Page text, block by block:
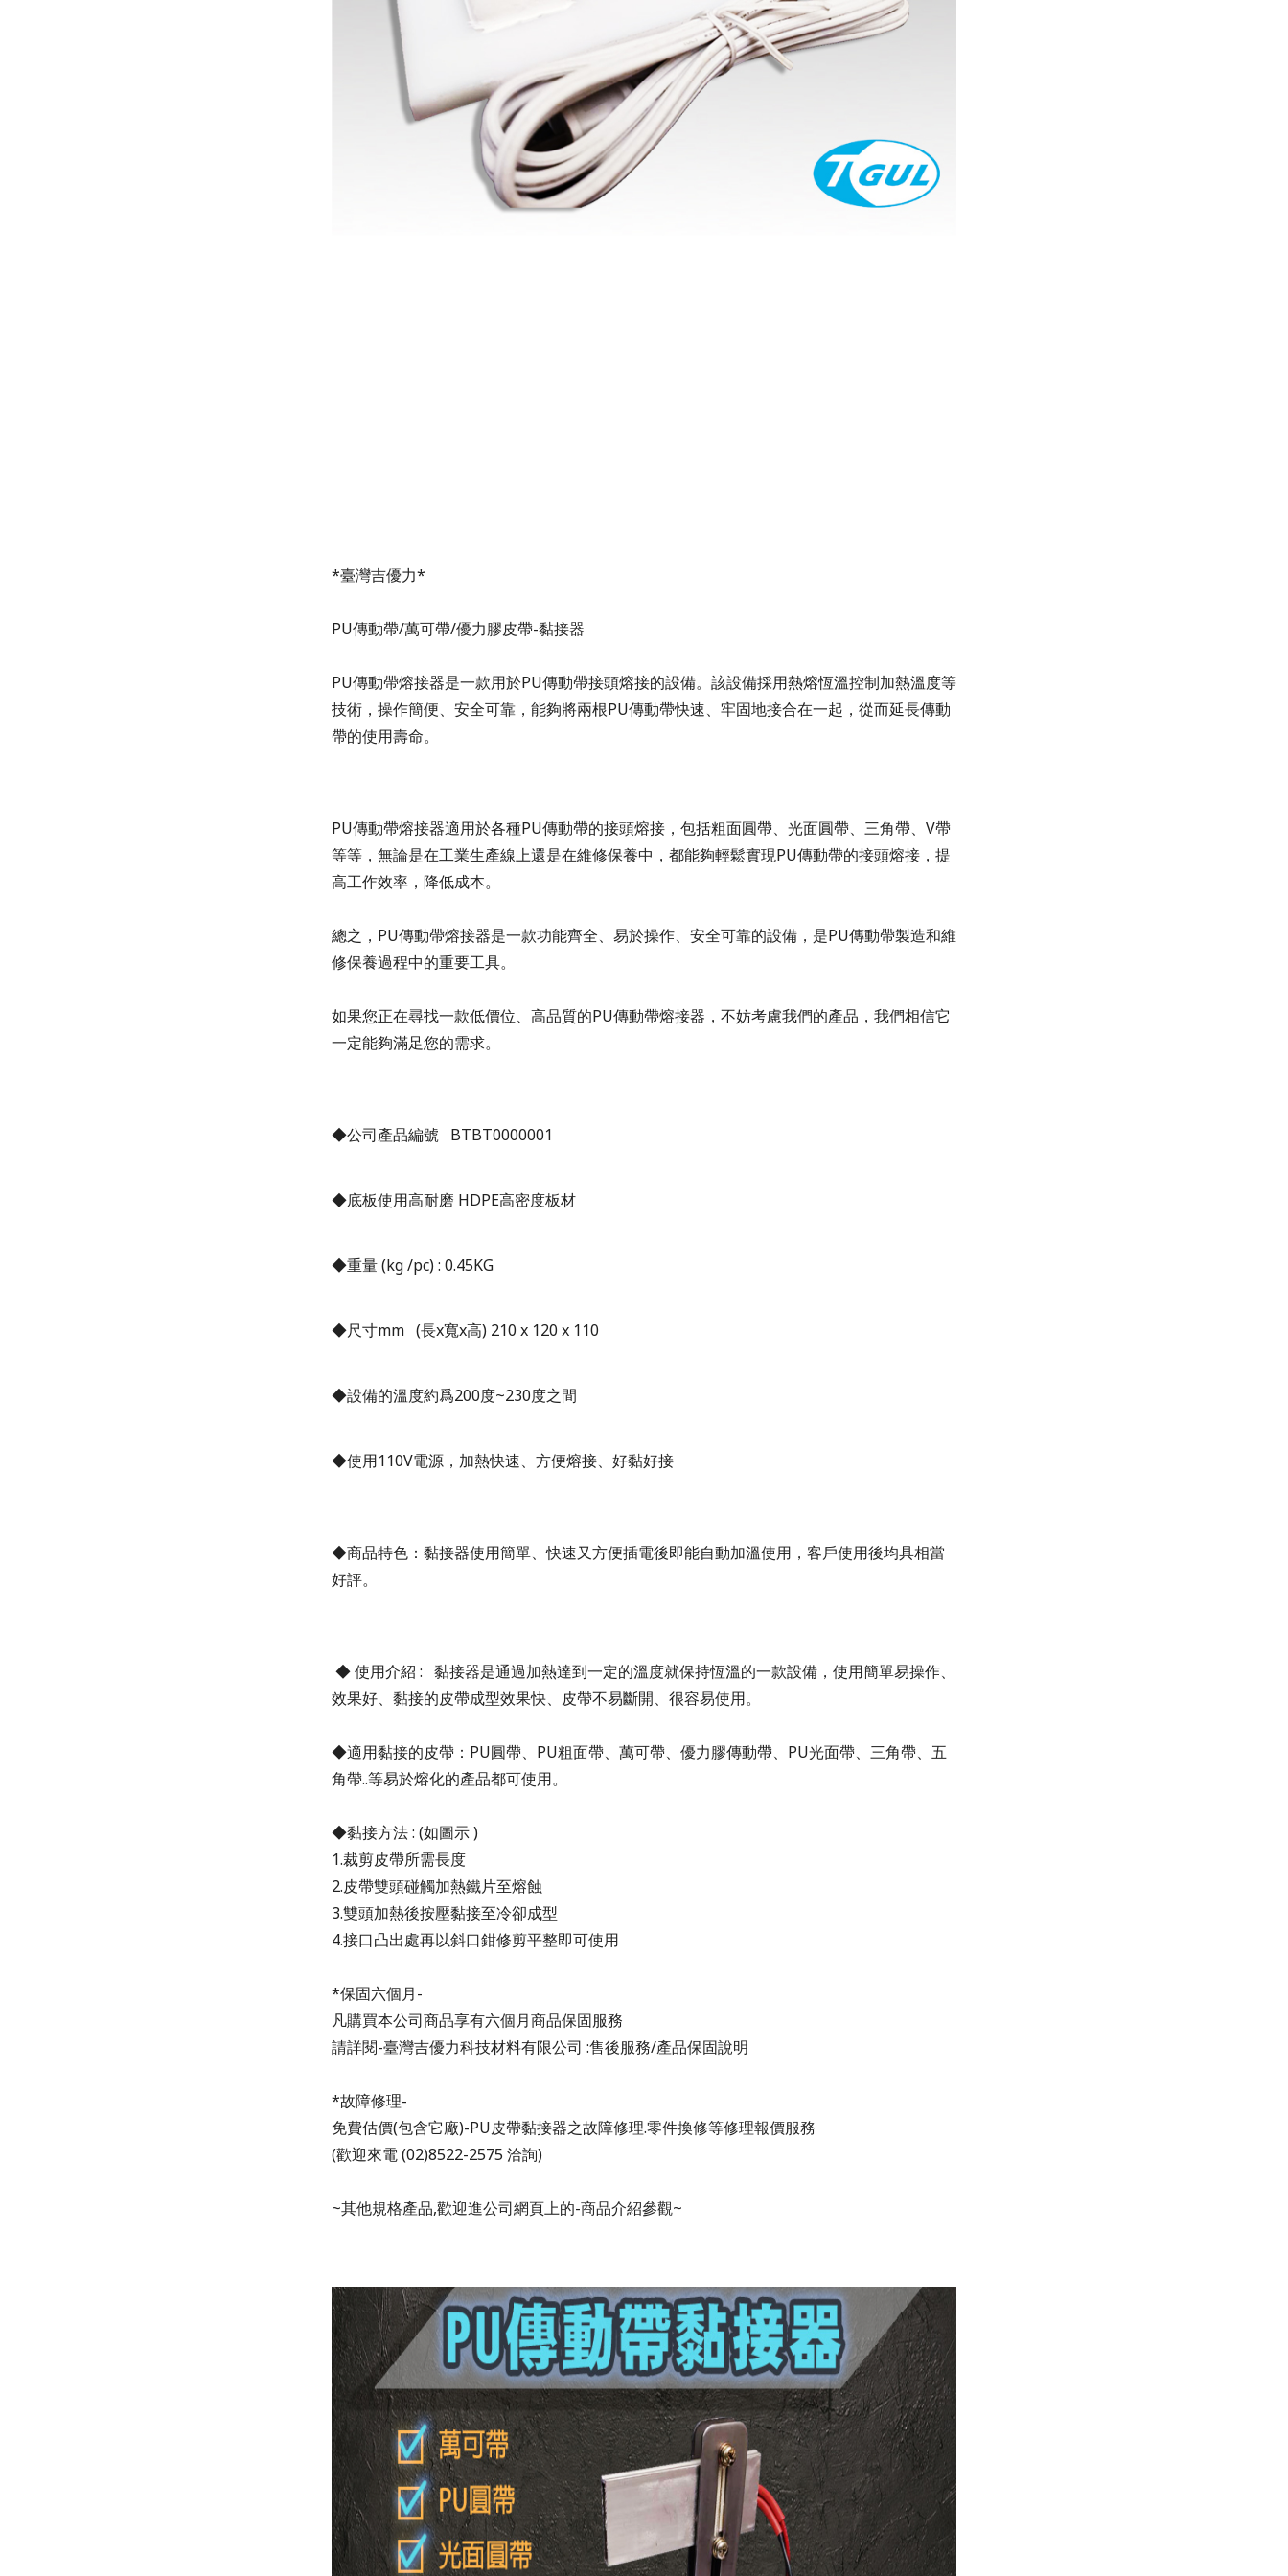
*臺灣吉優力*
PU傳動帶/萬可帶/優力膠皮帶-黏接器
PU傳動帶熔接器是一款用於PU傳動帶接頭熔接的設備。該設備採用熱熔恆溫控制加熱溫度等
技術，操作簡便、安全可靠，能夠將兩根PU傳動帶快速、牢固地接合在一起，從而延長傳動
帶的使用壽命。
PU傳動帶熔接器適用於各種PU傳動帶的接頭熔接，包括粗面圓帶、光面圓帶、三角帶、V帶
等等，無論是在工業生產線上還是在維修保養中，都能夠輕鬆實現PU傳動帶的接頭熔接，提
高工作效率，降低成本。
總之， PU傳動帶熔接器是一款功能齊全、易於操作、安全可靠的設備，是PU傳動帶製造和維
修保養過程中的重要工具。
如果您正在尋找一款低價位、 高品質的PU傳動帶熔接器，不妨考慮我們的產品，我們相信它
一定能夠滿足您的需求。
◆公司產品編號 BTBT0000001
◆底板使用高耐磨 HDPE高密度板材
◆重量(kg /pc) : 0.45KG
◆尺寸mm (長x寬x高) 210 x 120 x 110
◆設備的溫度約爲200度~230度之間
◆使用110V電源，加熱快速、方便熔接、好黏好接
◆商品特色： 黏接器使用簡單、快速又方便插電後即能自動加溫使用，客戶使用後均具相當
好評。
◆使用介紹 : 黏接器是通過加熱達到一定的溫度就保持恆溫的一款設備，使用簡單易操作、
效果好、黏接的皮帶成型效果快、皮帶不易斷開、很容易使用。
◆適用黏接的皮帶： PU圓帶、PU粗面帶、萬可帶、 優力膠傳動帶、 PU光面帶、 三角帶、五
角帶..等易於熔化的產品都可使用。
◆黏接方法 : (如圖示 )
1.裁剪皮帶所需長度
2.皮帶雙頭碰觸加熱鐵片至熔蝕
3.雙頭加熱後按壓黏接至冷卻成型
4.接口凸出處再以斜口鉗修剪平整即可使用
*保固六個月-
凡購買本公司商品享有六個月商品保固服務
請詳閱-臺灣吉優力科技材料有限公司 :售後服務/產品保固說明
*故障修理-
免費估價(包含它廠)-PU皮帶黏接器之故障修理.零件換修等修理報價服務
(歡迎來電 (02)8522-2575 洽詢)
~其他規格產品,歡迎進公司網頁上的-商品介紹參觀~